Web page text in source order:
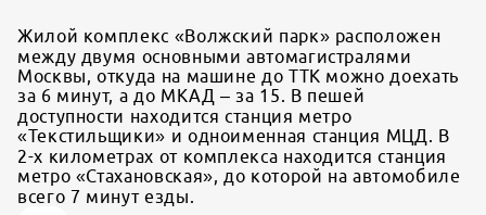
Жилой комплекс «Волжский парк» расположен
между двумя основными автомагистралями
Москвы, откуда на машине до ТТК можно доехать
за 6 минут, а до МКАД – за 15. В пешей
доступности находится станция метро
«Текстильщики» и одноименная станция МЦД. В
2-х километрах от комплекса находится станция
метро «Стахановская», до которой на автомобиле
всего 7 минут езды.